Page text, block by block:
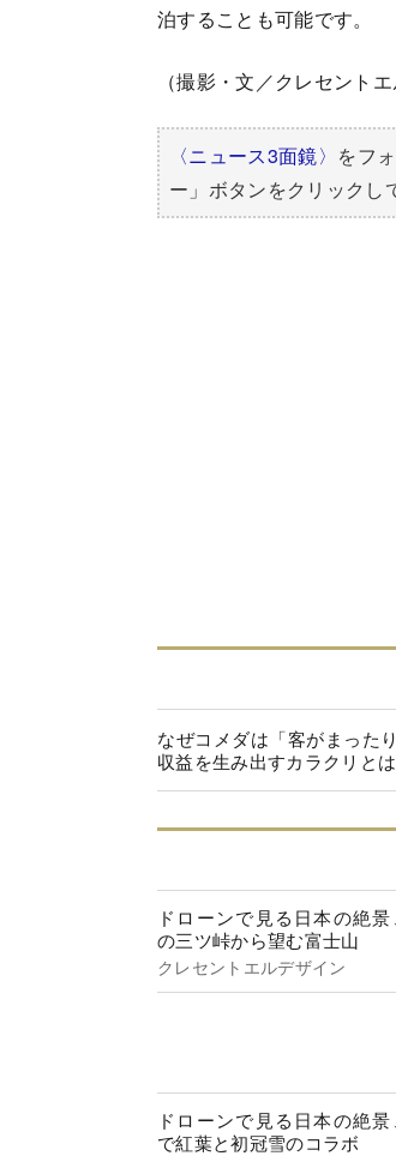
泊することも可能です。
（撮影・文／クレセントエ
〈ニュース3面鏡〉 をフ
ー」ボタンをクリックし
なぜコメダは「客がまった
収益を生み出すカラクリとは
ドローンで見る日本の絶
の三ツ峠から望む富士山
クレセントエルデザイン
ドローンで見る日本の絶
で紅葉と初冠雪のコラボ